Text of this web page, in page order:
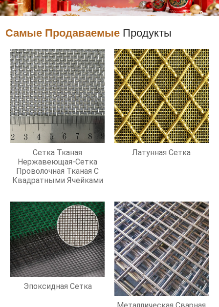
Самые Продаваемые Продукты
Сетка Тканая
Нержавеющая-Сетка
Проволочная Тканая С
Квадратными Ячейками
Латунная Сетка
Эпоксидная Сетка